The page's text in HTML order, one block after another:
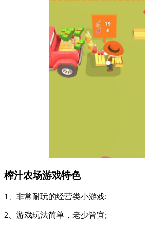
榨汁农场游戏特色
1、非常耐玩的经营类小游戏;
2、游戏玩法简单，老少皆宜;